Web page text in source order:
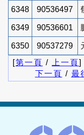
6348 90536497
6349 90536601
6350 90537279
[第一頁 / 上一頁]
下一頁 / 最